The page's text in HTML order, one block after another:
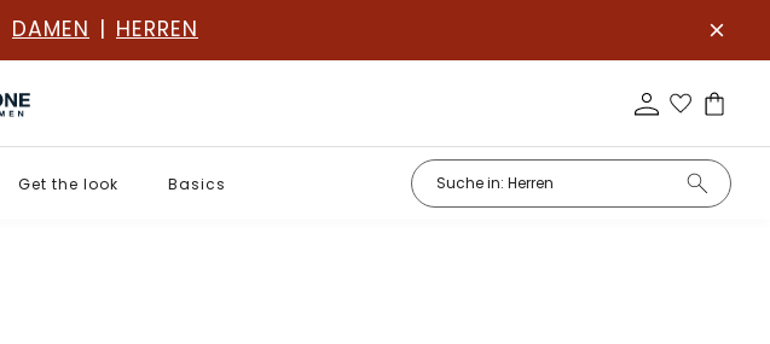
DAMEN | HERREN
Get the look Basics